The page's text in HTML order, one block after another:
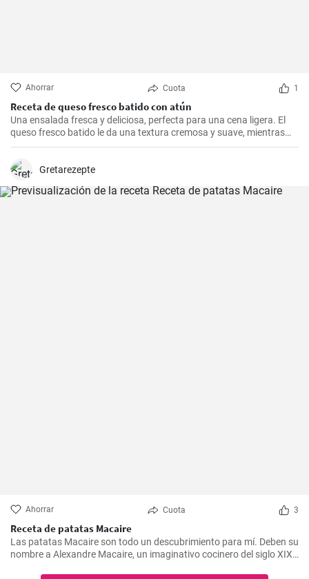
Ahorrar Cuota 1
Receta de queso fresco batido con atún
Una ensalada fresca y deliciosa, perfecta para una cena ligera. El
queso fresco batido le da una textura cremosa y suave, mientras
que el atún le aporta proteínas con el sabor. Suele servirse fría,
Gretarezepte
Ahorrar Cuota 3
Receta de patatas Macaire
Las patatas Macaire son todo un descubrimiento para mí. Deben su
nombre a Alexandre Macaire, un imaginativo cocinero del siglo XIX.